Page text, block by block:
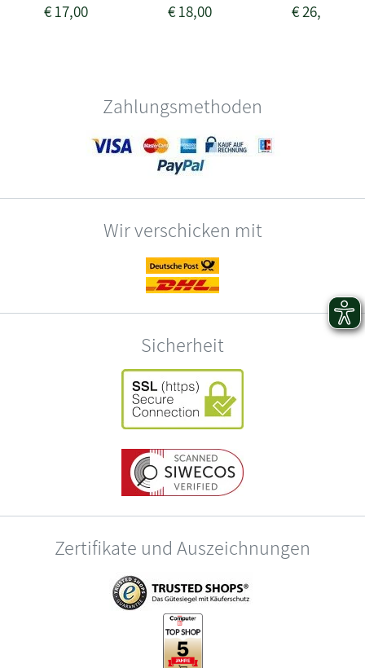
€17,00 €18,00 €26,00
Zahlungsmethoden
Wir verschicken mit
Sicherheit
Zertifikate und Auszeichnungen